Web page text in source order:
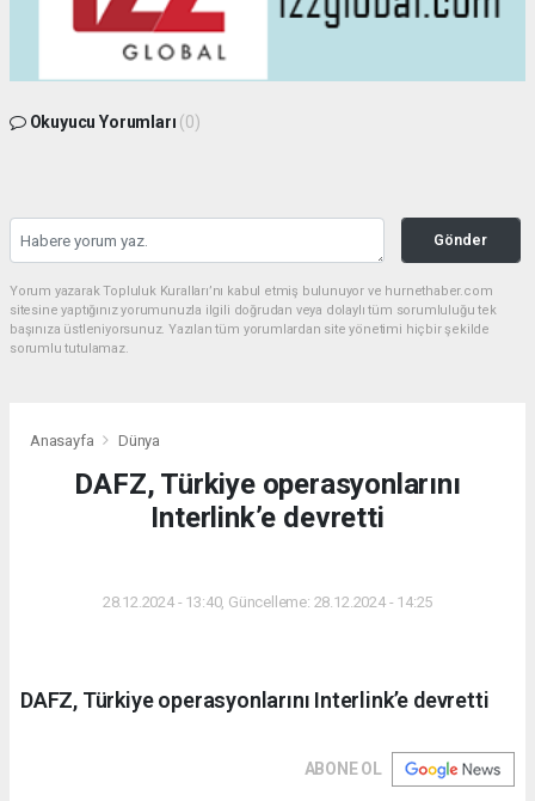
Okuyucu Yorumları (0)
Gönder
Yorum yazarak Topluluk Kuralları’nı kabul etmiş bulunuyor ve hurnethaber.com
sitesine yaptığınız yorumunuzla ilgili doğrudan veya dolaylı tüm sorumluluğu tek
başınıza üstleniyorsunuz. Yazılan tüm yorumlardan site yönetimi hiçbir şekilde
sorumlu tutulamaz.
Anasayfa Dünya
DAFZ, Türkiye operasyonlarını
Interlink’e devretti
28.12.2024 - 13:40, Güncelleme: 28.12.2024 - 14:25
DAFZ, Türkiye operasyonlarını Interlink’e devretti
ABONE OL